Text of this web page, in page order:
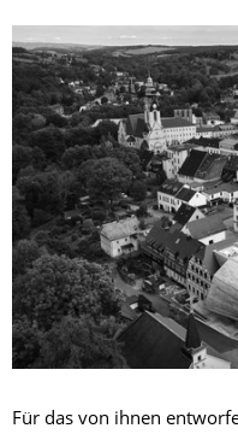
Für das von ihnen